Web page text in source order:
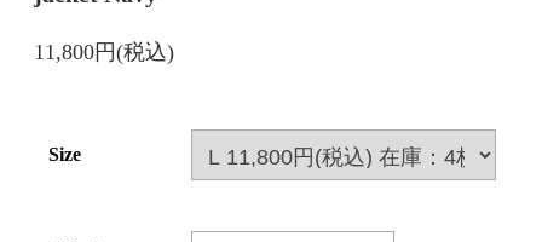
11,800円(税込)
Size